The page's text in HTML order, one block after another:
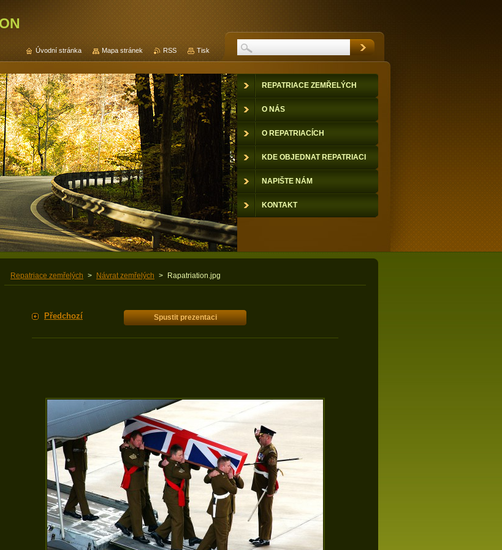
Repatriace zemřelých > Návrat zemřelých > Rapatriation.jpg
Předchozí Spustit prezentaci
REPATRIACE ZEMŘELÝCH
O NÁS
O REPATRIACÍCH
KDE OBJEDNAT REPATRIACI
NAPIŠTE NÁM
KONTAKT
Úvodní stránka Mapa stránek RSS Tisk